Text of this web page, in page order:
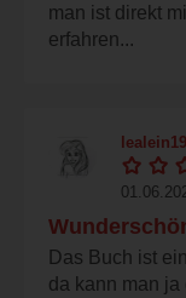
man ist direkt
erfahren...
Das Buch ist
da kann man